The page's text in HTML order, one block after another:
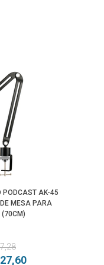
PODCAST AK-45
MESA PARA
(70CM)